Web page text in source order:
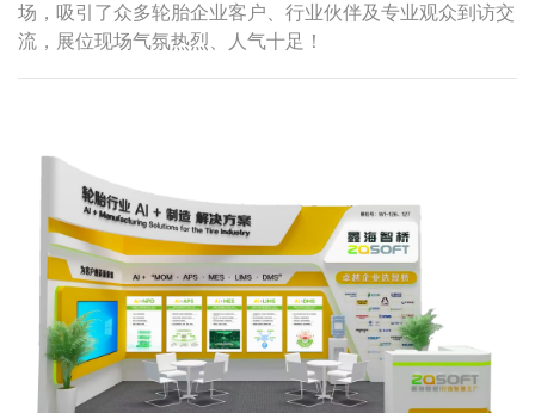
场，吸引了众多轮胎企业客户、行业伙伴及专业观众到访交
流，展位现场气氛热烈、人气十足！